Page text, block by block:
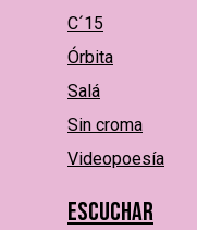
C´15
Órbita
Salá
Sin croma
Videopoesía
Escuchar